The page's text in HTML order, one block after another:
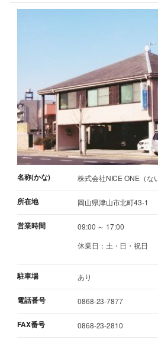
名称(かな) 株式会社NICE ONE（な
所在地 岡山県津山市北町43-1
営業時間
09:00 ～ 17:00
休業日：土・日・祝日
駐車場 あり
電話番号 0868-23-7877
FAX番号 0868-23-2810